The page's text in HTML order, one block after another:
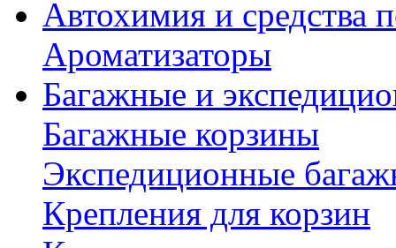
Автохимия и средства
Ароматизаторы
Багажные и
Багажные корзины
Экспедиционные
Крепления для корзин